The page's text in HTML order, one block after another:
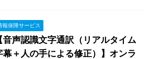
報保障サービス
音声認識文字通訳（リアルタイム
幕＋人の手による修正）】オンラ